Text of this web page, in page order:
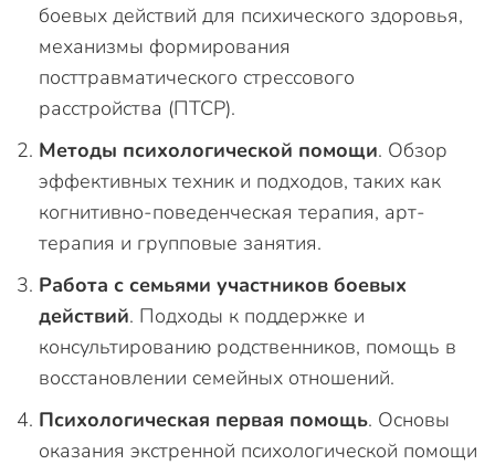
боевых действий для психического здоровья,
механизмы формирования
посттравматического стрессового
расстройства (ПТСР).
Методы психологической помощи. Обзор
эффективных техник и подходов, таких как
когнитивно-поведенческая терапия, арт-
терапия и групповые занятия.
Работа с семьями участников боевых
действий. Подходы к поддержке и
консультированию родственников, помощь в
восстановлении семейных отношений.
Психологическая первая помощь. Основы
оказания экстренной психологической помощи